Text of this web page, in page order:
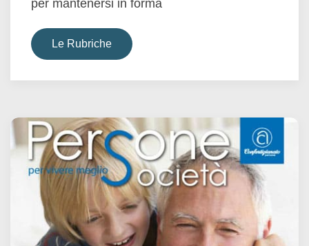
per mantenersi in forma
Le Rubriche